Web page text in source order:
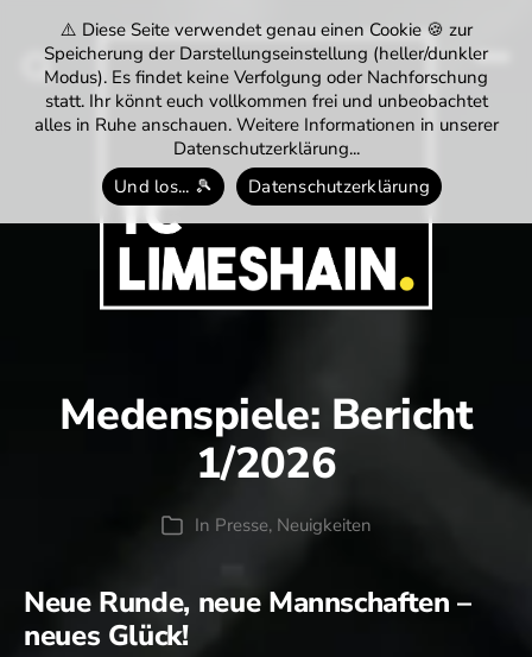
e.V.
Medenspiele: Bericht
1/2026
Kategorien
In Presse, Neuigkeiten
Neue Runde, neue Mannschaften –
neues Glück!
⚠️ Diese Seite verwendet genau einen Cookie 🍪 zur
Speicherung der Darstellungseinstellung (heller/dunkler
Modus). Es findet keine Verfolgung oder Nachforschung
statt. Ihr könnt euch vollkommen frei und unbeobachtet
alles in Ruhe anschauen. Weitere Informationen in unserer
Datenschutzerklärung...
Und los... 🎾
Datenschutzerklärung